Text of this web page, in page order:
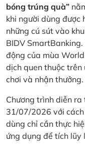
bóng trúng quà”
khi người dùng được
những cú sút vào
BIDV
động của mùa
dịch quen thuộc
chơi và nhận thưởng.
Chương trình diễn
31/07/2026 với
dùng chỉ cần thực
ứng dụng để tích lũy